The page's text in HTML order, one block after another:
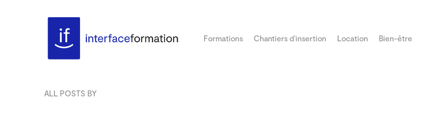
Formations Chantiers d’insertion Location Bien-être
ALL POSTS BY